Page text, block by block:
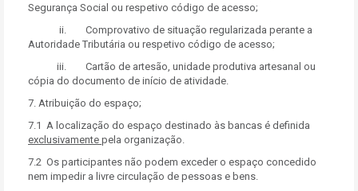
Segurança Social ou respetivo código de acesso;
ii. Comprovativo de situação regularizada perante a
Autoridade Tributária ou respetivo código de acesso;
iii. Cartão de artesão, unidade produtiva artesanal ou
cópia do documento de início de atividade.
7. Atribuição do espaço;
7.1 A localização do espaço destinado às bancas é definida
exclusivamente pela organização.
7.2 Os participantes não podem exceder o espaço concedido
nem impedir a livre circulação de pessoas e bens.